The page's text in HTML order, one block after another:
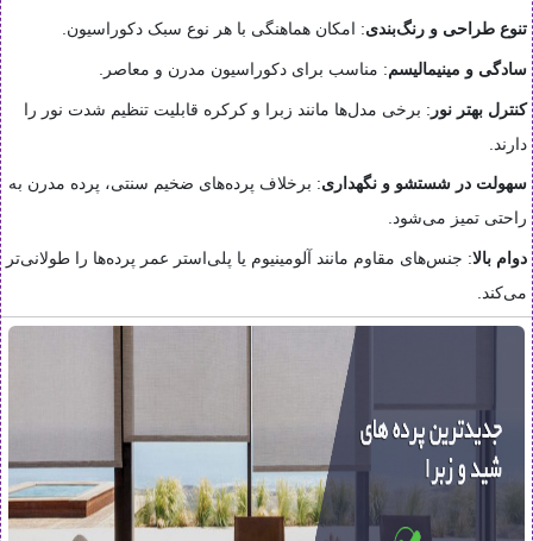
تنوع طراحی و رنگ‌بندی: امکان هماهنگی با هر نوع سبک دکوراسیون.
سادگی و مینیمالیسم: مناسب برای دکوراسیون مدرن و معاصر.
کنترل بهتر نور : برخی مدل‌ها مانند زبرا و کرکره قابلیت تنظیم شدت نور را
دارند.
سهولت در شستشو و نگهداری: برخلاف پرده‌های ضخیم سنتی، پرده مدرن به
راحتی تمیز می‌شود.
دوام بالا: جنس‌های مقاوم مانند آلومینیوم یا پلی‌استر عمر پرده‌ها را طولانی‌تر
می‌کند.